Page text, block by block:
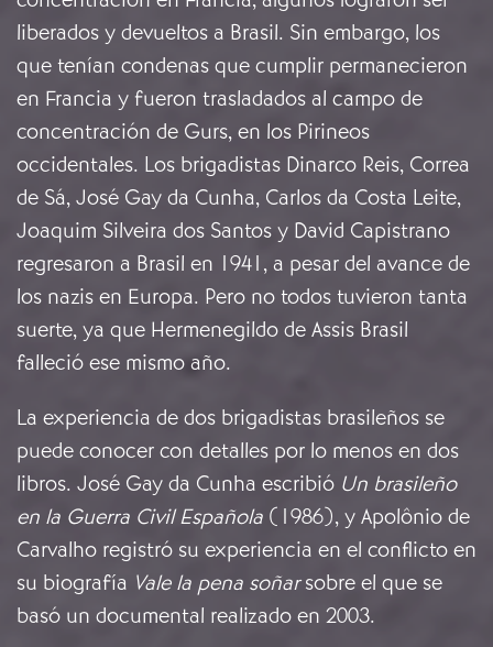
liberados y devueltos a Brasil. Sin embargo, los
que tenían condenas que cumplir permanecieron
en Francia y fueron trasladados al campo de
concentración de Gurs, en los Pirineos
occidentales. Los brigadistas Dinarco Reis, Correa
de Sá, José Gay da Cunha, Carlos da Costa Leite,
Joaquim Silveira dos Santos y David Capistrano
regresaron a Brasil en 1941, a pesar del avance de
los nazis en Europa. Pero no todos tuvieron tanta
suerte, ya que Hermenegildo de Assis Brasil
falleció ese mismo año.
La experiencia de dos brigadistas brasileños se
puede conocer con detalles por lo menos en dos
libros. José Gay da Cunha escribió Un brasileño
en la Guerra Civil Española (1986), y Apolônio de
Carvalho registró su experiencia en el conflicto en
su biografía Vale la pena soñarsobre el que se
basó un documental realizado en 2003.